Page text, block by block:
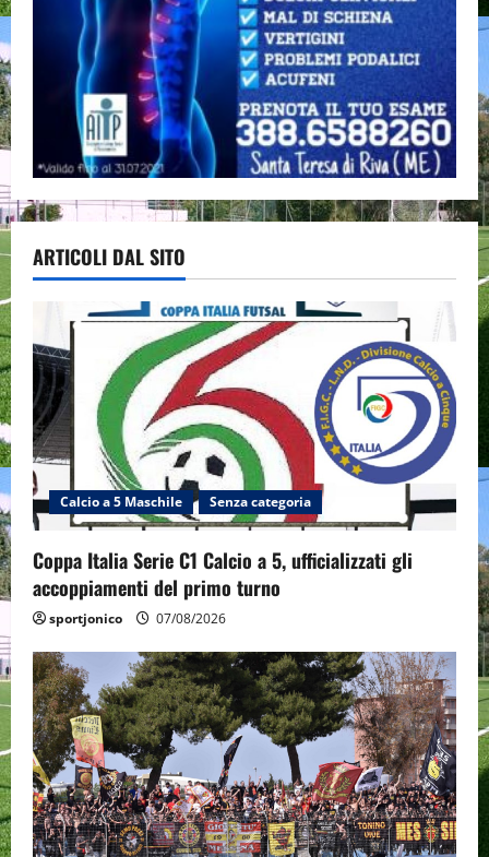
ARTICOLI DAL SITO
Calcio a 5 Maschile Senza categoria
Coppa Italia Serie C1 Calcio a 5, ufficializzati gli
accoppiamenti del primo turno
sportjonico 07/08/2026